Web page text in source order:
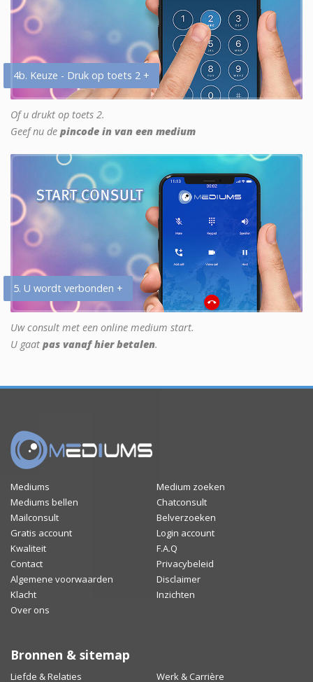
4b. Keuze - Druk op toets 2 +
Of u drukt op toets 2.
Geef nu de pincode in van een medium
5. U wordt verbonden +
Uw consult met een online medium start.
U gaat pas vanaf hier betalen.
Mediums
Medium zoeken
Mediums bellen
Chatconsult
Mailconsult
Belverzoeken
Gratis account
Login account
Kwaliteit
F.A.Q
Contact
Privacybeleid
Algemene voorwaarden
Disclaimer
Klacht
Inzichten
Over ons
Bronnen & sitemap
Liefde & Relaties Werk & Carrière